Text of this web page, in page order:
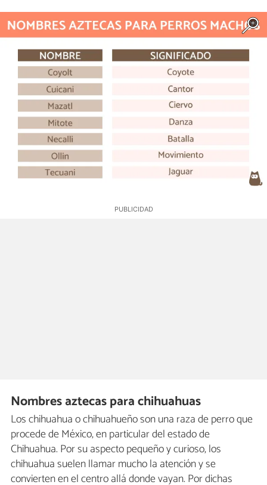
Nombres aztecas para chihuahuas
Los chihuahua o chihuahueño son una raza de perro que
procede de México, en particular del estado de
Chihuahua. Por su aspecto pequeño y curioso, los
chihuahua suelen llamar mucho la atención y se
convierten en el centro allá donde vayan. Por dichas